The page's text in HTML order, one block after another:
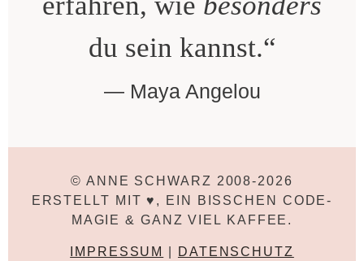
du sein kannst.“
Maya Angelou
© ANNE SCHWARZ 2008-2026
ERSTELLT MIT ♥, EIN BISSCHEN CODE-
MAGIE & GANZ VIEL KAFFEE.
IMPRESSUM DATENSCHUTZ